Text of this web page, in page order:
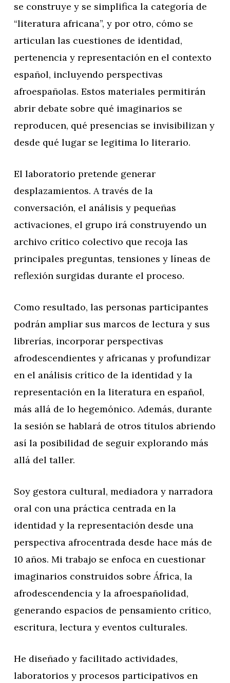
se construye y se simplifica la categoría de
“literatura africana”, y por otro, cómo se
articulan las cuestiones de identidad,
pertenencia y representación en el contexto
español, incluyendo perspectivas
afroespañolas. Estos materiales permitirán
abrir debate sobre qué imaginarios se
reproducen, qué presencias se invisibilizan y
desde qué lugar se legitima lo literario.
El laboratorio pretende generar
desplazamientos. A través de la
conversación, el análisis y pequeñas
activaciones, el grupo irá construyendo un
archivo crítico colectivo que recoja las
principales preguntas, tensiones y líneas de
reflexión surgidas durante el proceso.
Como resultado, las personas participantes
podrán ampliar sus marcos de lectura y sus
librerías, incorporar perspectivas
afrodescendientes y africanas y profundizar
en el análisis crítico de la identidad y la
representación en la literatura en español,
más allá de lo hegemónico. Además, durante
la sesión se hablará de otros títulos abriendo
así la posibilidad de seguir explorando más
allá del taller.
Soy gestora cultural, mediadora y narradora
oral con una práctica centrada en la
identidad y la representación desde una
perspectiva afrocentrada desde hace más de
10 años. Mi trabajo se enfoca en cuestionar
imaginarios construidos sobre África, la
afrodescendencia y la afroespañolidad,
generando espacios de pensamiento crítico,
escritura, lectura y eventos culturales.
He diseñado y facilitado actividades,
laboratorios y procesos participativos en